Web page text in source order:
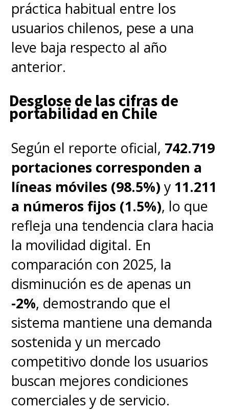
SeleccionaRed móvilo
Tarjetas SIM.
Busca la opción
eSIM.
iniciar la descarga.
Utiliza la cámara para
escanear el código QR
generado por la appGlobal
Connect .
SeleccionaDescargaro
Activar.
Espera unos minutos a que el
proceso finalice. ¡Listo! Ya
puedes navegar en el
extranjero.
práctica habitual entre los
usuarios chilenos, pese a una
leve baja respecto al año
anterior.
Desglose de las cifras de
portabilidad en Chile
Según el reporte oficial, 742.719
portaciones corresponden a
líneas móviles (98.5%) y 11.211
a números fijos (1.5%), lo que
refleja una tendencia clara hacia
la movilidad digital. En
comparación con 2025, la
disminución es de apenas un
-2%, demostrando que el
sistema mantiene una demanda
sostenida y un mercado
competitivo donde los usuarios
buscan mejores condiciones
comerciales y de servicio.